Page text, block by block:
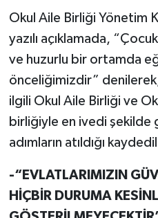
Okul Aile Birliği Yönetim
yazılı açıklamada,
ve huzurlu bir ortamda
önceliğimizdir”
ilgili Okul Aile Birliği ve
birliğiyle en ivedi şekilde
adımların atıldığı
-“EVLATLARIMIZIN
HİÇBİR DURUMA